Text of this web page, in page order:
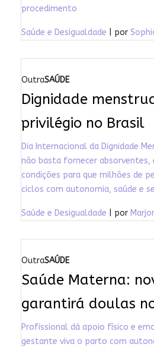
procedimento
Saúde e Desigualdade | por
OutraSAÚDE
Dignidade
privilégio no Brasil
Dia Internacional da Dignidade
não basta fornecer absorventes,
condições para que milhões de
ciclos com autonomia, saúde e
Saúde e Desigualdade | por
OutraSAÚDE
Saúde Materna:
garantirá doulas no
Profissional dá apoio físico e
gestante viva o parto com